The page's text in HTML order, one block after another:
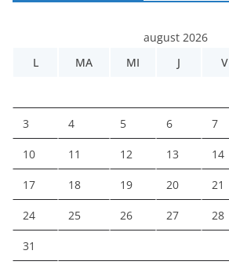
august 2026
L
MA MI J V
3 4 5 6 7
10 11 12 13 14
17 18 19 20 21
24 25 26 27 28
31